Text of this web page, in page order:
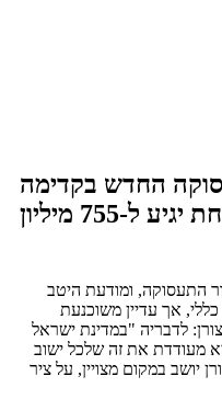
החדש בקדימה
צורן – שווי הקרקע המושבחת יגיע ל-755 מיליון
התעסוקה, ומודעת היטב
אך עדיין משוכנעת
לדבריה "במדינת ישראל
מעודדת את זה שלכל ישוב
יושב במקום מצויין, על ציר